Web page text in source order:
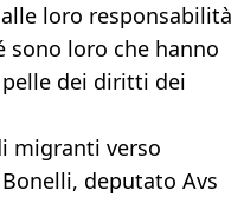
loro responsabilità
sono loro che hanno
dei diritti dei
migranti verso
deputato Avs